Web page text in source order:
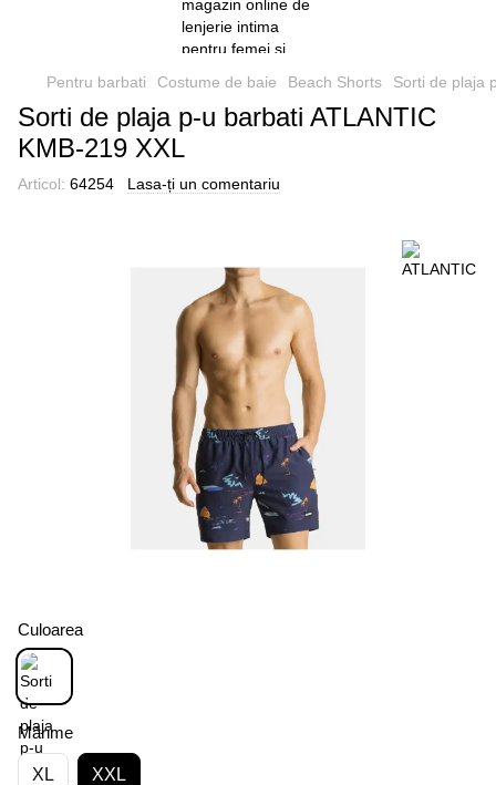
Pentru barbati Costume de baie Beach Shorts Sorti de plaja
Sorti de plaja p-u barbati ATLANTIC
KMB-219 XXL
Articol: 64254 Lasa-ți un comentariu
Culoarea
Mărime
XL XXL